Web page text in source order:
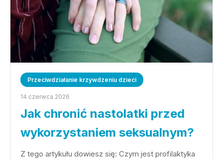
Przeciwdziałanie krzywdzeniu dzieci
14 czerwca 2026
Jak chronić nastolatki przed
wykorzystaniem seksualnym?
Z tego artykułu dowiesz się: Czym jest profilaktyka